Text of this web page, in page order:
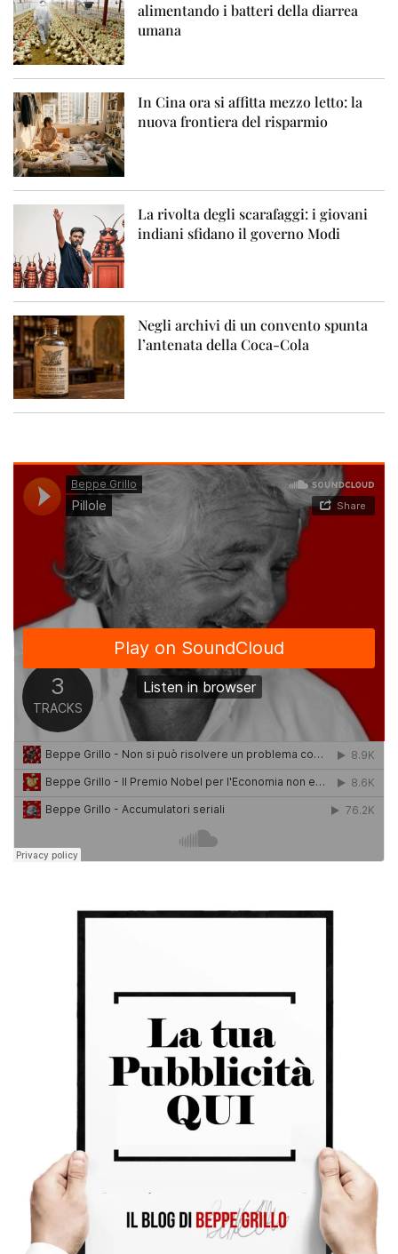
alimentando i batteri della diarrea
umana
In Cina ora si affitta mezzo letto: la
nuova frontiera del risparmio
La rivolta degli scarafaggi: i giovani
indiani sfidano il governo Modi
Negli archivi di un convento spunta
l’antenata della Coca-Cola